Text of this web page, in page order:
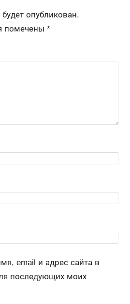
опубликован.
помечены *
email и адрес сайта в
последующих моих